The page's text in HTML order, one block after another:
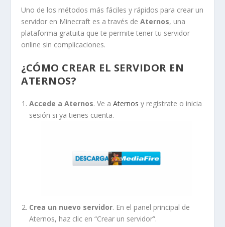
Uno de los métodos más fáciles y rápidos para crear un
servidor en Minecraft es a través deAternos, una
plataforma gratuita que te permite tener tu servidor
online sin complicaciones.
¿CÓMO CREAR EL SERVIDOR EN
ATERNOS?
Accede a Aternos. Ve aAternos y regístrate o inicia
sesión si ya tienes cuenta.
Crea un nuevo servidor. En el panel principal de
Aternos, haz clic en “Crear un servidor”.